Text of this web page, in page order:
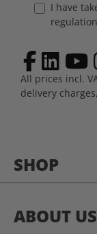
SHOP
ABOUT US
I have
All prices incl.
delivery